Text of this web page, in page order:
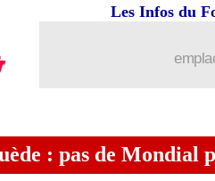
Les Infos du
: pas de Mondial
Ramos proche d'un
Nantes pour Dupé ?
futur capitaine ?